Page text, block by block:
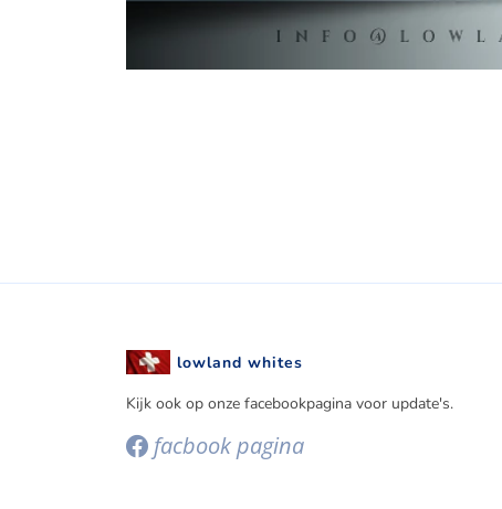
lowland whites
Kijk ook op onze facebookpagina voor update's.
facbook pagina